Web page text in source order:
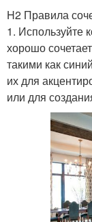
H2 Правила
1. Используйте
хорошо
такими как
их для
или для